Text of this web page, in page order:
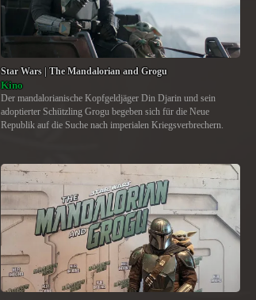
Star Wars | The Mandalorian and Grogu
Kino
Der mandalorianische Kopfgeldjäger Din Djarin und sein
adoptierter Schützling Grogu begeben sich für die Neue
Republik auf die Suche nach imperialen Kriegsverbrechern.